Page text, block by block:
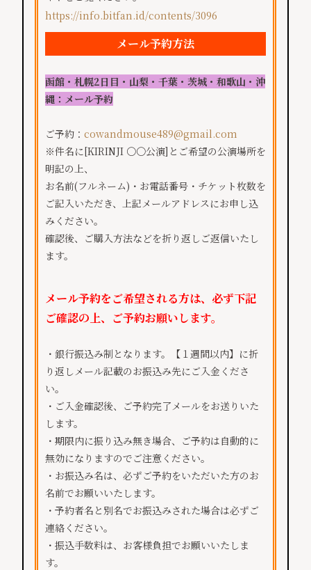
https://info.bitfan.id/contents/3096
メール予約方法
函館・札幌2日目・山梨・千葉・茨城・和歌山・沖
縄：メール予約
ご予約： cowandmouse489@gmail.com
※件名に[KIRINJI 〇〇公演]とご希望の公演場所を
明記の上、
お名前(フルネーム)・お電話番号・チケット枚数を
ご記入いただき、上記メールアドレスにお申し込
みください。
確認後、ご購入方法などを折り返しご返信いたし
ます。
メール予約をご希望される方は、必ず下記
ご確認の上、ご予約お願いします。
・銀行振込み制となります。【１週間以内】に折
り返しメール記載のお振込み先にご入金くださ
い。
・ご入金確認後、ご予約完了メールをお送りいた
します。
・期限内に振り込み無き場合、ご予約は自動的に
無効になりますのでご注意ください。
・お振込み名は、必ずご予約をいただいた方のお
名前でお願いいたします。
・予約者名と別名でお振込みされた場合は必ずご
連絡ください。
・振込手数料は、お客様負担でお願いいたしま
す。